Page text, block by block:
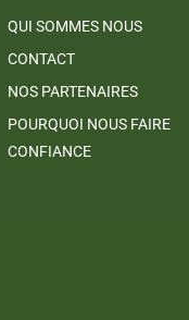
QUI SOMMES NOUS
CONTACT
NOS PARTENAIRES
POURQUOI NOUS FAIRE
CONFIANCE